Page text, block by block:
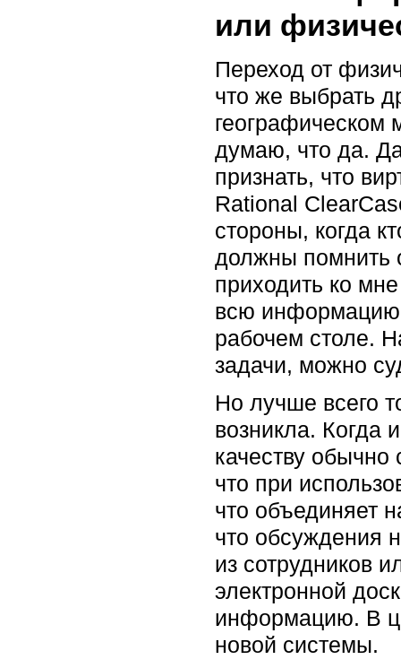
или
Переход от
что же выбрать
географическом
думаю, что да.
признать, что
Rational
стороны, когда
должны помнить
приходить ко
всю информацию
рабочем столе.
задачи, можно
Но лучше всего
возникла. Когда
качеству
что при
что объединяет
что обсуждения
из сотрудников
электронной
информацию. В
новой системы.